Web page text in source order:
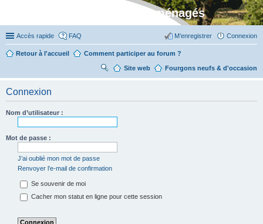
Stylevan - Vans aménagés
Accès rapide FAQ Connexion
M’enregistrer
Retour à l'accueil Comment participer au forum ?
Fourgons neufs & d'occasion
Site web
R
Connexion
Nom d’utilisateur :
Mot de passe :
J’ai oublié mon mot de passe
Renvoyer l’e-mail de confirmation
Se souvenir de moi
Cacher mon statut en ligne pour cette session